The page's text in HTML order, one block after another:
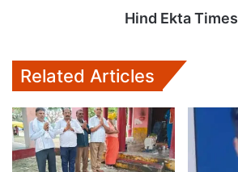
Hind Ekta Times
Related Articles